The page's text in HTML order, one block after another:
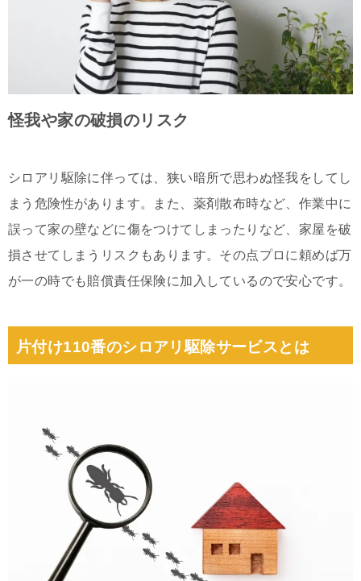
怪我や家の破損のリスク
シロアリ駆除に伴っては、狭い暗所で思わぬ怪我をしてし
まう危険性があります。また、薬剤散布時など、作業中に
誤って家の壁などに傷をつけてしまったりなど、家屋を破
損させてしまうリスクもあります。その点プロに頼めば万
が一の時でも賠償責任保険に加入しているので安心です。
片付け110番のシロアリ駆除サービスとは